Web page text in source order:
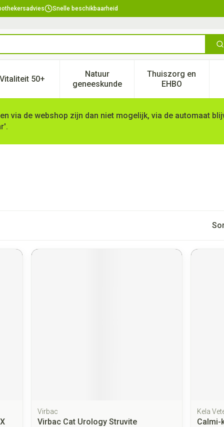
Snelle beschikbaarheid
categorie
en vitamines categorie
voor Zwangerschap en kinderen categorie
Vitaliteit 50+Toon submenu voor Vitaliteit 50+ categorie
Natuur
geneeskunde
Toon submenu voor Natuur
Thuiszorg en
EHBO
Toon
via de webshop zijn dan niet mogelijk, via de automaat
Virbac
Virbac Cat Urology Struvite
Kela
Calmi-